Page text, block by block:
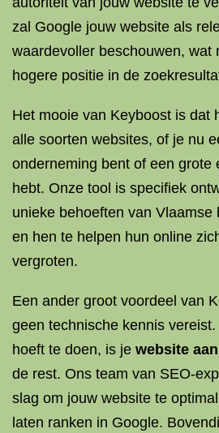
zal Google jouw website als
waardevoller beschouwen, wat
hogere positie in de
Het mooie van Keyboost is dat
alle soorten websites, of je nu
onderneming bent of een grote
hebt. Onze tool is specifiek
unieke behoeften van Vlaamse
en hen te helpen hun online
vergroten.
Een ander groot voordeel van
geen technische kennis
hoeft te doen, is je website
de rest. Ons team van SEO-
slag om jouw website te
laten ranken in Google.